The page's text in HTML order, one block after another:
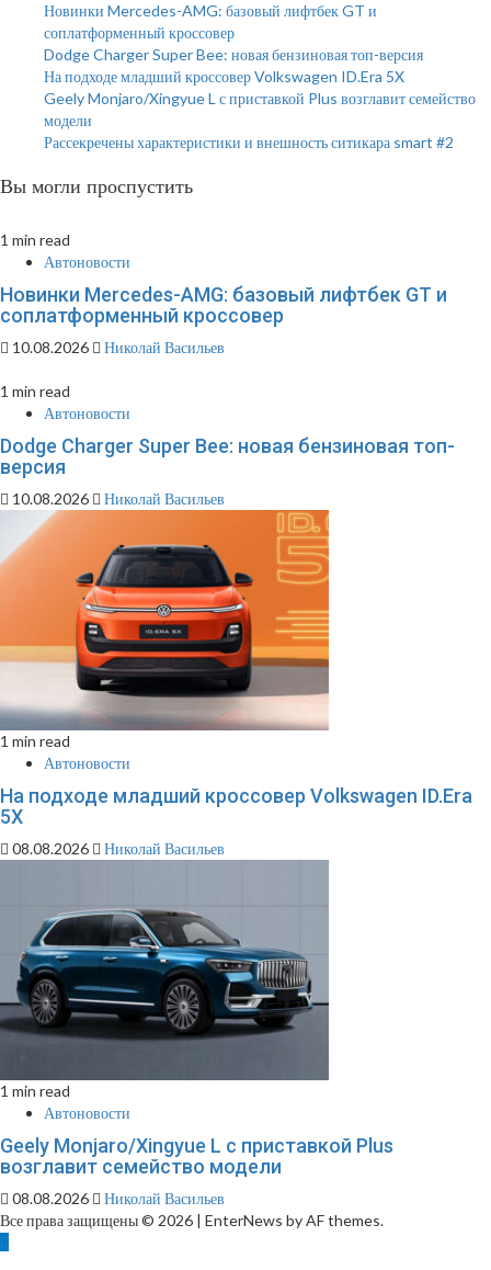
Новинки Mercedes-AMG: базовый лифтбек GT и
соплатформенный кроссовер
Dodge Charger Super Bee: новая бензиновая топ-версия
На подходе младший кроссовер Volkswagen ID.Era 5X
Geely Monjaro/Xingyue L с приставкой Plus возглавит семейство
модели
Рассекречены характеристики и внешность ситикара smart #2
Вы могли проспустить
1 min read
Автоновости
Новинки Mercedes-AMG: базовый лифтбек GT и
соплатформенный кроссовер
10.08.2026 Николай Васильев
1 min read
Автоновости
Dodge Charger Super Bee: новая бензиновая топ-
версия
10.08.2026 Николай Васильев
1 min read
Автоновости
На подходе младший кроссовер Volkswagen ID.Era
5X
08.08.2026 Николай Васильев
1 min read
Автоновости
Geely Monjaro/Xingyue L с приставкой Plus
возглавит семейство модели
08.08.2026
Николай Васильев
Все права защищены © 2026 | EnterNews by AF themes.